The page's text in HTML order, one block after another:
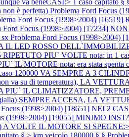
è perfetta) Problema Ford Focus
Ford Focus (1998>2004)
Ford Focus (1998>2004) [17234]
sx Problema Ford Focus
LED ROSSO
PIU` VOLTE nota: in 1
IL MOTORE nota: era stata spenta
120000 VA SEMPRE A 3
va su di temperatura), LA
PIU` IL CLIMATIZZATORE,
SEMPRE ACCESA, LA
Focus (1998>2004) [18651] NEI 2
(1998>2004) [19055] MINIMO
IL MOTORE SI SPEGNE:>
§ > km veicolo 180000 § §